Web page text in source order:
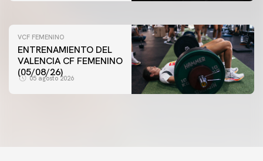
VCF FEMENINO
ENTRENAMIENTO DEL
VALENCIA CF FEMENINO
(05/08/26)
05 agosto 2026